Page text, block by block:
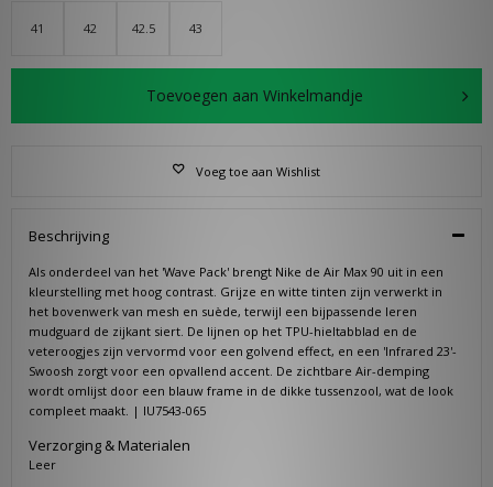
41 42 42.5 43
Toevoegen aan Winkelmandje
Voeg toe aan Wishlist
Beschrijving
Als onderdeel van het 'Wave Pack' brengt Nike de Air Max 90 uit in een
kleurstelling met hoog contrast. Grijze en witte tinten zijn verwerkt in
het bovenwerk van mesh en suède, terwijl een bijpassende leren
mudguard de zijkant siert. De lijnen op het TPU-hieltabblad en de
veteroogjes zijn vervormd voor een golvend effect, en een 'Infrared 23'-
Swoosh zorgt voor een opvallend accent. De zichtbare Air-demping
wordt omlijst door een blauw frame in de dikke tussenzool, wat de look
compleet maakt. | IU7543-065
Verzorging & Materialen
Leer